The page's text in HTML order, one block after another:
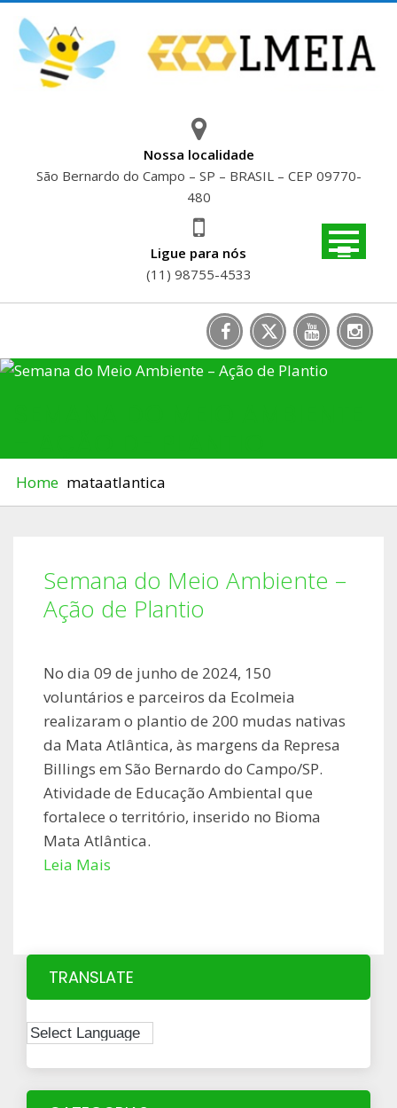
content
Nossa localidade
São Bernardo do Campo – SP – BRASIL – CEP 09770-
480
Ligue para nós
(11) 98755-4533
Home mataatlantica
Semana do Meio Ambiente –
Ação de Plantio
No dia 09 de junho de 2024, 150
voluntários e parceiros da Ecolmeia
realizaram o plantio de 200 mudas nativas
da Mata Atlântica, às margens da Represa
Billings em São Bernardo do Campo/SP.
Atividade de Educação Ambiental que
fortalece o território, inserido no Bioma
Mata Atlântica.
Leia Mais
TRANSLATE